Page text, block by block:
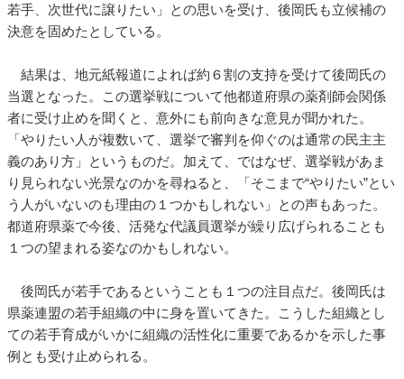
若手、次世代に譲りたい」との思いを受け、後岡氏も立候補の
決意を固めたとしている。
結果は、地元紙報道によれば約６割の支持を受けて後岡氏の
当選となった。この選挙戦について他都道府県の薬剤師会関係
者に受け止めを聞くと、意外にも前向きな意見が聞かれた。
「やりたい人が複数いて、選挙で審判を仰ぐのは通常の民主主
義のあり方」というものだ。加えて、ではなぜ、選挙戦があま
り見られない光景なのかを尋ねると、「そこまで“やりたい”とい
う人がいないのも理由の１つかもしれない」との声もあった。
都道府県薬で今後、活発な代議員選挙が繰り広げられることも
１つの望まれる姿なのかもしれない。
後岡氏が若手であるということも１つの注目点だ。後岡氏は
県薬連盟の若手組織の中に身を置いてきた。こうした組織とし
ての若手育成がいかに組織の活性化に重要であるかを示した事
例とも受け止められる。